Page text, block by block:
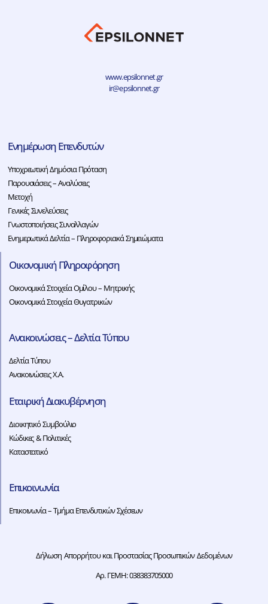
www.epsilonnet.gr
ir@epsilonnet.gr
Ενημέρωση Επενδυτών
Υποχρεωτική Δημόσια Πρόταση
Παρουσιάσεις – Αναλύσεις
Μετοχή
Γενικές Συνελεύσεις
Γνωστοποιήσεις Συναλλαγών
Ενημερωτικά Δελτία – Πληροφοριακά Σημειώματα
Οικονομική Πληροφόρηση
Οικονομικά Στοιχεία Ομίλου – Μητρικής
Οικονομικά Στοιχεία Θυγατρικών
Ανακοινώσεις – Δελτία Τύπου
Δελτία Τύπου
Ανακοινώσεις Χ.Α.
Εταιρική Διακυβέρνηση
Διοικητικό Συμβούλιο
Κώδικες & Πολιτικές
Καταστατικό
Επικοινωνία
Επικοινωνία – Τμήμα Επενδυτικών Σχέσεων
Δήλωση Απορρήτου και Προστασίας Προσωπικών Δεδομένων
Αρ. ΓΕΜΗ: 038383705000